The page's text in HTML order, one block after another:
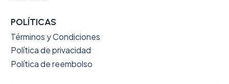
POLÍTICAS
Términos y Condiciones
Política de privacidad
Política de reembolso